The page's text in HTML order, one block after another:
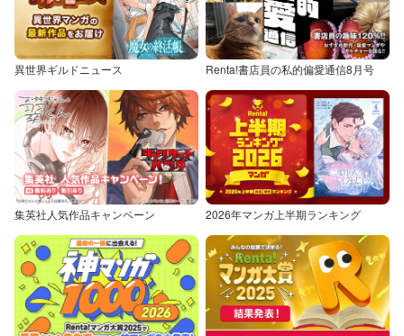
異世界ギルドニュース Renta!書店員の私的偏愛通信8月号
集英社人気作品キャンペーン 2026年マンガ上半期ランキング